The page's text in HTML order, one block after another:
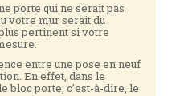
porte qui ne serait pas
votre mur serait du
pertinent si votre
entre une pose en neuf
En effet, dans le
bloc porte, c’est-à-dire, le